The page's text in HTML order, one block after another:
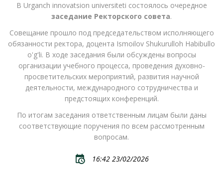
В Urganch innovatsion universiteti состоялось очередное
заседание Ректорского совета.
Совещание прошло под председательством исполняющего
обязанности ректора, доцента Ismoilov Shukurulloh Habibullo
o'g'li. В ходе заседания были обсуждены вопросы
организации учебного процесса, проведения духовно-
просветительских мероприятий, развития научной
деятельности, международного сотрудничества и
предстоящих конференций.
По итогам заседания ответственным лицам были даны
соответствующие поручения по всем рассмотренным
вопросам.
16:42 23/02/2026